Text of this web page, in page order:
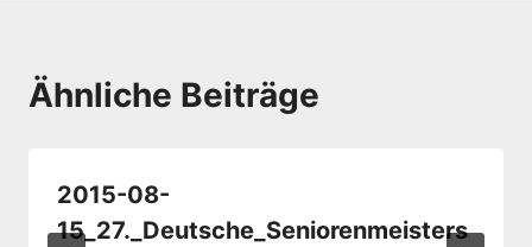
Ähnliche Beiträge
2015-08-
15_27._Deutsche_Seniorenmeisters